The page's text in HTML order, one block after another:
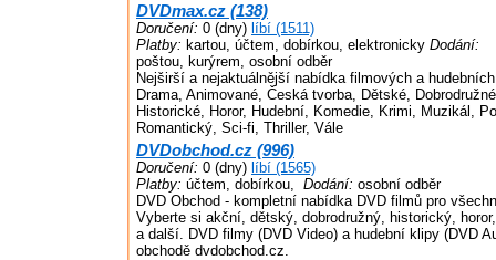
DVDmax.cz (138)
Doručení: 0 (dny) líbí (1511)
Platby: kartou, účtem, dobírkou, elektronicky Dodání:
poštou, kurýrem, osobní odběr
Nejširší a nejaktuálnější nabídka filmových a
Drama, Animované, Česká tvorba, Dětské,
Historické, Horor, Hudební, Komedie, Krimi, Muzikál,
Romantický, Sci-fi, Thriller, Vále
DVDobchod.cz (996)
Doručení: 0 (dny) líbí (1565)
Platby: účtem, dobírkou, Dodání: osobní odběr
DVD Obchod - kompletní nabídka DVD filmů pro
Vyberte si akční, dětský, dobrodružný, historický,
a další. DVD filmy (DVD Video) a hudební klipy (DVD
obchodě dvdobchod.cz.